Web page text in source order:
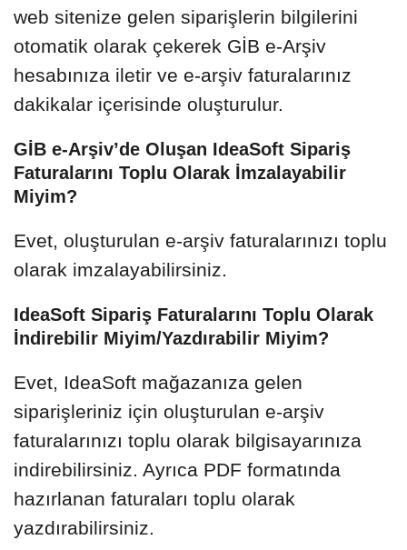
web sitenize gelen siparişlerin bilgilerini
otomatik olarak çekerek GİB e-Arşiv
hesabınıza iletir ve e-arşiv faturalarınız
dakikalar içerisinde oluşturulur.
GİB e-Arşiv’de Oluşan IdeaSoft Sipariş
Faturalarını Toplu Olarak İmzalayabilir
Miyim?
Evet, oluşturulan e-arşiv faturalarınızı toplu
olarak imzalayabilirsiniz.
IdeaSoft Sipariş Faturalarını Toplu Olarak
İndirebilir Miyim/Yazdırabilir Miyim?
Evet, IdeaSoft mağazanıza gelen
siparişleriniz için oluşturulan e-arşiv
faturalarınızı toplu olarak bilgisayarınıza
indirebilirsiniz. Ayrıca PDF formatında
hazırlanan faturaları toplu olarak
yazdırabilirsiniz.